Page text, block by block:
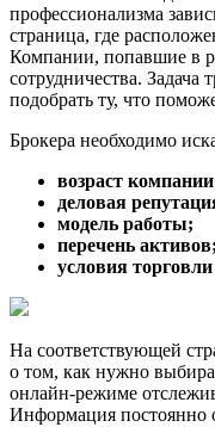
профессионализма
страница, где
Компании, попавшие в
сотрудничества. Задача
подобрать ту, что
Брокера необходимо
возраст
деловая
модель работы;
перечень активов;
условия
На соответствующей
о том, как нужно
онлайн-режиме
Информация постоянно